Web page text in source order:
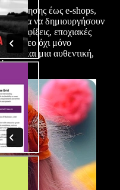
έως e-shops,
για να δημιουργήσουν
αφίξεις, εποχιακές
βίντεο όχι μόνο
και μια αυθεντική,